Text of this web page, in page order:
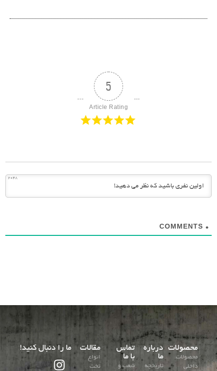
5
Article Rating
2048
0
محصولات
محصولات
داخلی
درباره
ما
تاریخچه
تماس
با ما
شعب و
مقالات
انواع
تخت
ما را دنبال کنید!